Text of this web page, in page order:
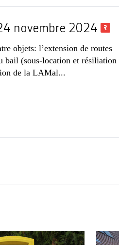
novembre 2024
objets: l’extension de routes
bail (sous-location et résiliation
de la LAMal...